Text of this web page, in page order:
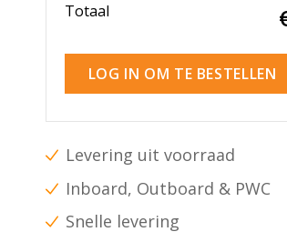
Totaal
LOG IN OM TE BESTELLEN
Levering uit voorraad
Inboard, Outboard & PWC
Snelle levering